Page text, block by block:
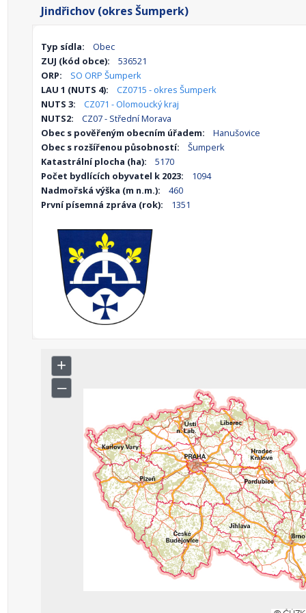
Jindřichov (okres Šumperk)
Typ sídla:
Obec
ZUJ (kód obce):
536521
ORP:
SO ORP Šumperk
LAU 1 (NUTS 4):
CZ0715 - okres Šumperk
NUTS 3:
CZ071 - Olomoucký kraj
NUTS2:
CZ07 - Střední Morava
Obec s pověřeným obecním úřadem:
Hanušovice
Obec s rozšířenou působností:
Šumperk
Katastrální plocha (ha):
5170
Počet bydlících obyvatel k 2023:
1094
Nadmořská výška (m n.m.):
460
První písemná zpráva (rok):
1351